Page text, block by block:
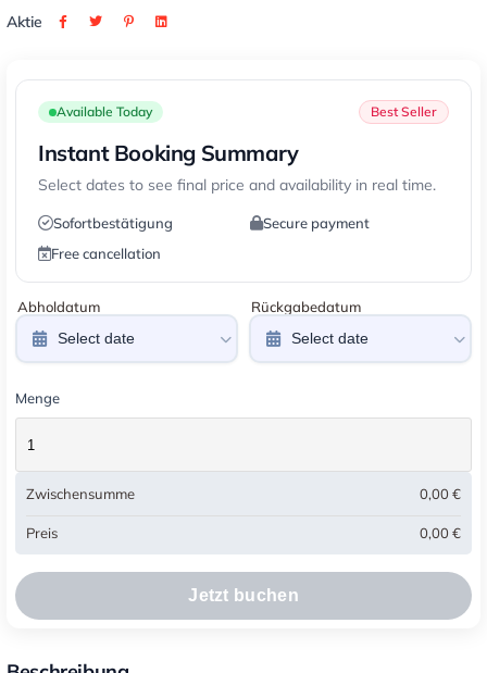
Aktie
Available Today Best Seller
Instant Booking Summary
Select dates to see final price and availability in real time.
Sofortbestätigung
Secure payment
Free cancellation
Abholdatum Rückgabedatum
Menge
Zwischensumme 0,00 €
Preis 0,00 €
Jetzt buchen